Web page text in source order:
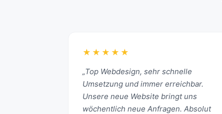
★★★★★
„Top Webdesign, sehr schnelle
Umsetzung und immer erreichbar.
Unsere neue Website bringt uns
wöchentlich neue Anfragen. Absolut